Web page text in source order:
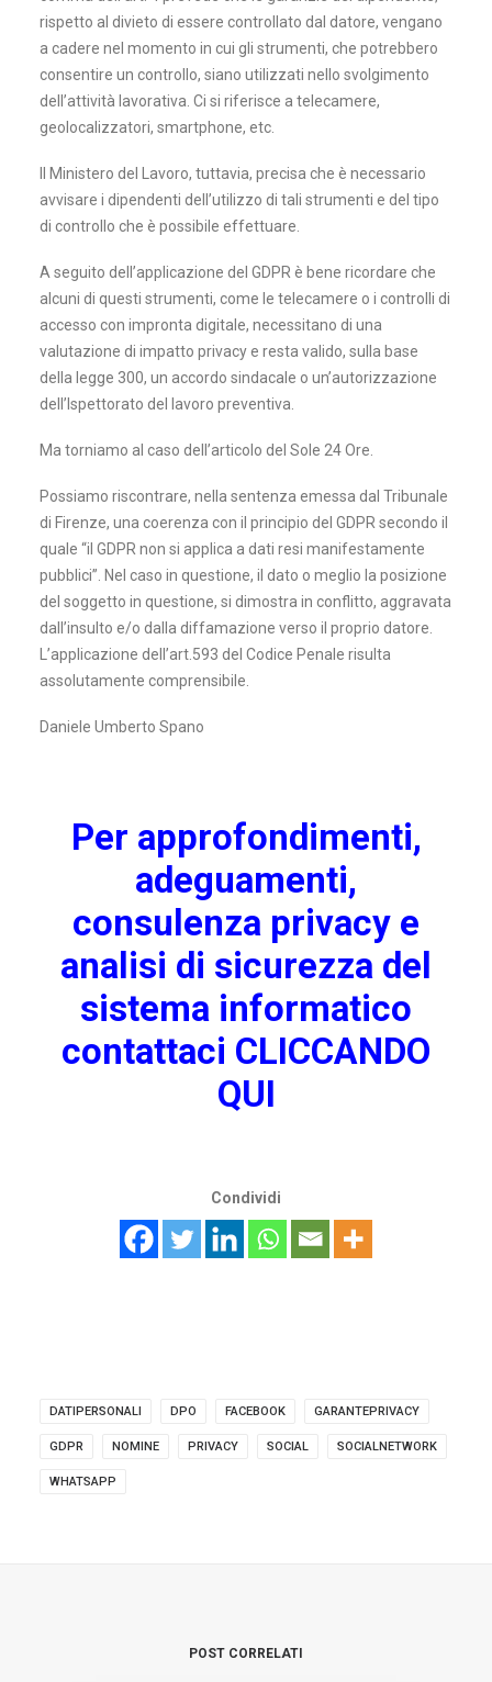
rispetto al divieto di essere controllato dal datore, vengano
a cadere nel momento in cui gli strumenti, che potrebbero
consentire un controllo, siano utilizzati nello svolgimento
dell’attività lavorativa. Ci si riferisce a telecamere,
geolocalizzatori, smartphone, etc.
Il Ministero del Lavoro, tuttavia, precisa che è necessario
avvisare i dipendenti dell’utilizzo di tali strumenti e del tipo
di controllo che è possibile effettuare.
A seguito dell’applicazione del GDPR è bene ricordare che
alcuni di questi strumenti, come le telecamere o i controlli di
accesso con impronta digitale, necessitano di una
valutazione di impatto privacy e resta valido, sulla base
della legge 300, un accordo sindacale o un’autorizzazione
dell’Ispettorato del lavoro preventiva.
Ma torniamo al caso dell’articolo del Sole 24 Ore.
Possiamo riscontrare, nella sentenza emessa dal Tribunale
di Firenze, una coerenza con il principio del GDPR secondo il
quale “il GDPR non si applica a dati resi manifestamente
pubblici”. Nel caso in questione, il dato o meglio la posizione
del soggetto in questione, si dimostra in conflitto, aggravata
dall’insulto e/o dalla diffamazione verso il proprio datore.
L’applicazione dell’art.593 del Codice Penale risulta
assolutamente comprensibile.
Daniele Umberto Spano
Per approfondimenti,
adeguamenti,
consulenza privacy e
analisi di sicurezza del
sistema informatico
contattaci CLICCANDO
QUI
Condividi
DATIPERSONALI DPO FACEBOOK GARANTEPRIVACY
GDPR NOMINE PRIVACY SOCIAL SOCIALNETWORK
WHATSAPP
POST CORRELATI